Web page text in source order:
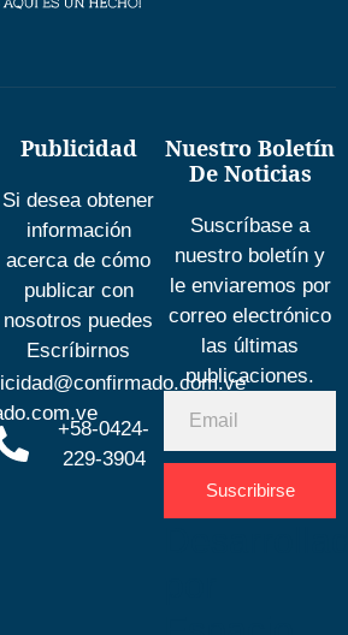
Publicidad
Si desea obtener
información
acerca de cómo
publicar con
nosotros puedes
Escríbirnos
+58-0424-
229-3904
Nuestro Boletín
De Noticias
Suscríbase a
nuestro boletín y
le enviaremos por
correo electrónico
las últimas
publicaciones.
Suscribirse